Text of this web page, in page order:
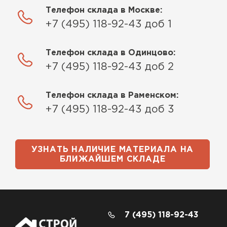
Телефон склада в Москве:
+7 (495) 118-92-43 доб 1
Телефон склада в Одинцово:
+7 (495) 118-92-43 доб 2
Телефон склада в Раменском:
+7 (495) 118-92-43 доб 3
УЗНАТЬ НАЛИЧИЕ МАТЕРИАЛА НА
БЛИЖАЙШЕМ СКЛАДЕ
7 (495) 118-92-43